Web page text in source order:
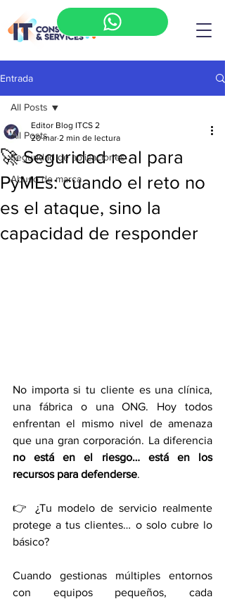
Entrada
All Posts
Seguridad de aplicaciones
Abuso de marca
All Posts
🚀 Seguridad real para
PyMEs: cuando el reto no
es el ataque, sino la
capacidad de responder
Editor Blog ITCS 2
20 mar 2 min de lectura
No importa si tu cliente es una clínica,
una fábrica o una ONG. Hoy todos
enfrentan el mismo nivel de amenaza
no está en el riesgo… está en los
recursos para defenderse.
👉 ¿Tu modelo de servicio realmente
protege a tus clientes… o solo cubre lo
básico?
Cuando gestionas múltiples entornos
con equipos pequeños, cada